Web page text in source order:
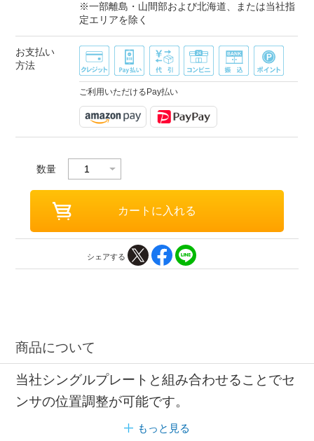
※一部離島・山間部および北海道、または当社指
定エリアを除く
お支払い
方法
ご利用いただけるPay払い
数量
シェアする
商品について
当社シングルプレートと組み合わせることでセ
ンサの位置調整が可能です。
もっと見る